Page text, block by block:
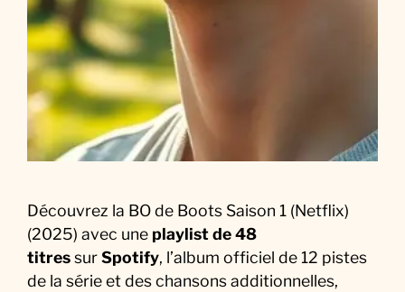
M
u
Découvrez la BO de Boots Saison 1 (Netflix)
(2025) avec une playlist de 48
titressurSpotify, l’album officiel de 12 pistes
de la série et des chansons additionnelles,